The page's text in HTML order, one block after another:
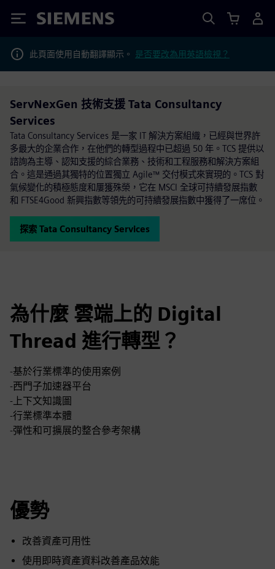
Siemens
此頁面使用自動翻譯顯示。 是否要改為用英語檢視？
ServNexGen 技術支援 Tata Consultancy
Services
Tata Consultancy Services 是一家 IT 解決方案組織，已經與世界許
多最大的企業合作，在他們的轉型過程中已超過 50 年。TCS 提供以
諮詢為主導、認知支援的綜合業務、技術和工程服務和解決方案組
合。這是通過其獨特的位置獨立 Agile™ 交付模式來實現的。TCS 對
氣候變化的積極態度和屢獲殊榮，它在 MSCI 全球可持續發展指數
和 FTSE4Good 新興指數等領先的可持續發展指數中獲得了一席位。
探索 Tata Consultancy Services
為什麼 雲端上的 Digital
Thread 進行轉型？
-基於行業標準的使用案例
-西門子加速器平台
-上下文知識圖
-行業標準本體
-彈性和可擴展的整合參考架構
優勢
改善資產可用性
使用即時資產資料改善產品效能